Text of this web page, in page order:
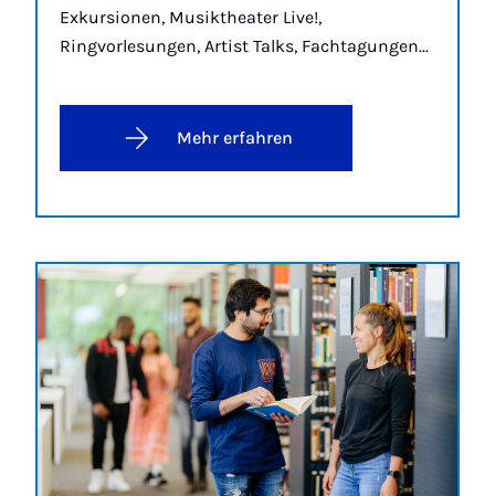
Exkursionen, Musiktheater Live!,
Ringvorlesungen, Artist Talks, Fachtagungen...
Mehr erfahren